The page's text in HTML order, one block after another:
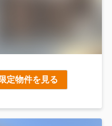
定物件を見る